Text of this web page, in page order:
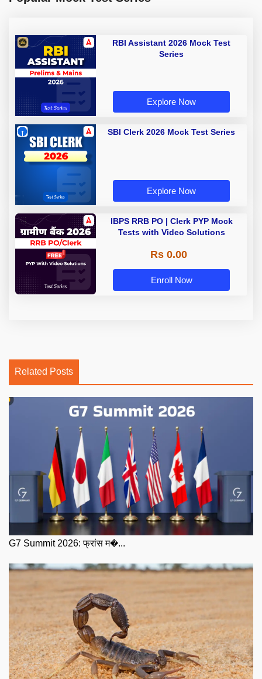
RBI Assistant 2026 Mock Test
Series
Explore Now
SBI Clerk 2026 Mock Test Series
Explore Now
IBPS RRB PO | Clerk PYP Mock
Tests with Video Solutions
Rs 0.00
Enroll Now
Related Posts
G7 Summit 2026: फ्रांस म�...